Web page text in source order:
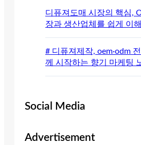
디퓨져도매 시장의 핵심,
장과 생산업체를 쉽게 이해
# 디퓨져제작, oem·odm
께 시작하는 향기 마케팅
Social Media
Advertisement